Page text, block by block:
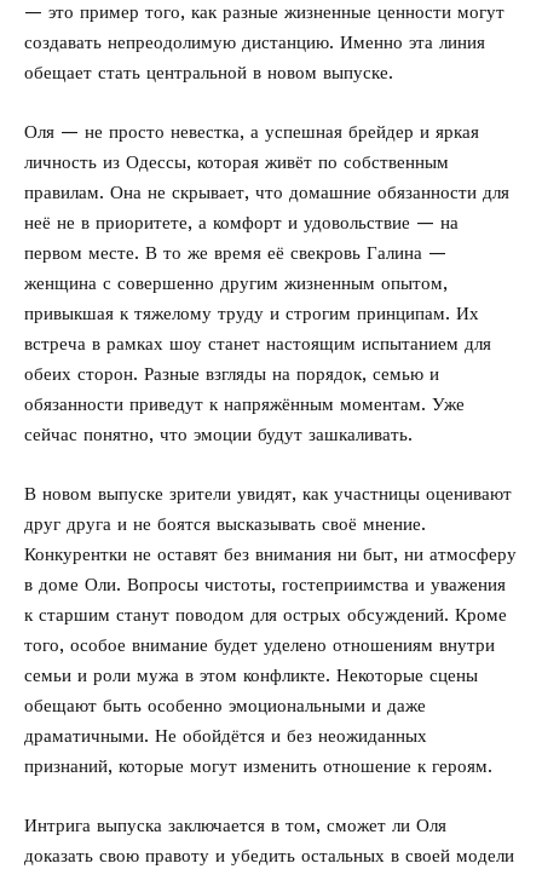
— это пример того, как разные жизненные ценности могут
создавать непреодолимую дистанцию. Именно эта линия
обещает стать центральной в новом выпуске.
Оля — не просто невестка, а успешная брейдер и яркая
личность из Одессы, которая живёт по собственным
правилам. Она не скрывает, что домашние обязанности для
неё не в приоритете, а комфорт и удовольствие — на
первом месте. В то же время её свекровь Галина —
женщина с совершенно другим жизненным опытом,
привыкшая к тяжелому труду и строгим принципам. Их
встреча в рамках шоу станет настоящим испытанием для
обеих сторон. Разные взгляды на порядок, семью и
обязанности приведут к напряжённым моментам. Уже
сейчас понятно, что эмоции будут зашкаливать.
В новом выпуске зрители увидят, как участницы оценивают
друг друга и не боятся высказывать своё мнение.
Конкурентки не оставят без внимания ни быт, ни атмосферу
в доме Оли. Вопросы чистоты, гостеприимства и уважения
к старшим станут поводом для острых обсуждений. Кроме
того, особое внимание будет уделено отношениям внутри
семьи и роли мужа в этом конфликте. Некоторые сцены
обещают быть особенно эмоциональными и даже
драматичными. Не обойдётся и без неожиданных
признаний, которые могут изменить отношение к героям.
Интрига выпуска заключается в том, сможет ли Оля
доказать свою правоту и убедить остальных в своей модели